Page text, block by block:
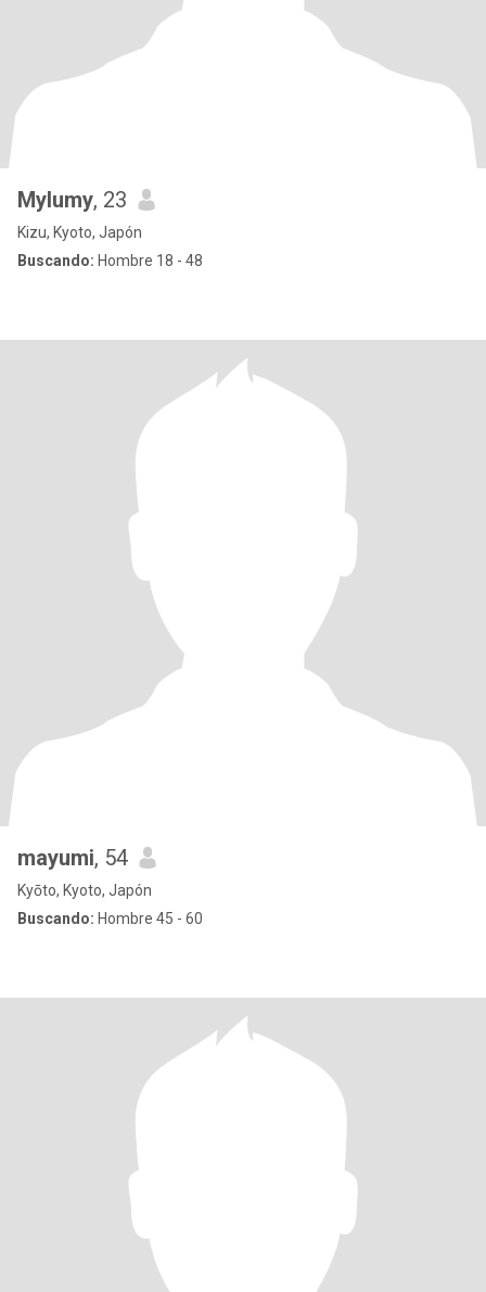
Mylumy, 23
Kizu, Kyoto, Japón
Buscando: Hombre 18 - 48
mayumi, 54
Kyōto, Kyoto, Japón
Buscando: Hombre 45 - 60